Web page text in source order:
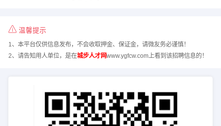
温馨提示
1、本平台仅供信息发布，不会收取押金、保证金，请微友务必谨慎！
2、请告知用人单位，是在城步人才网www.ygfcw.com上看到该招聘信息的！